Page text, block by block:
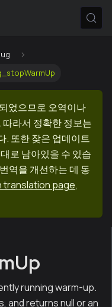
었으므로 오역이나
라서 정확한 정보는
. 또한 잦은 업데이트
로 남아있을 수 있습
역을 개선하는 데 동
translation page,
running warm-up.
and returns null or an